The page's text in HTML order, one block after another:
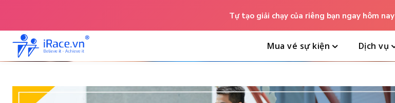
Tự tạo giải chạy của riêng bạn ngay hôm nay
Mua vé sự kiện Dịch vụ